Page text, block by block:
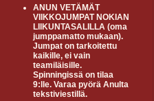
ANUN VETÄMÄT
VIIKKOJUMPAT NOKIAN
LIIKUNTASALILLA (oma
jumppamatto mukaan).
Jumpat on tarkoitettu
kaikille, ei vain
teamiläisille.
Spinningissä on tilaa
9:lle. Varaa pyörä Anulta
tekstiviestillä.